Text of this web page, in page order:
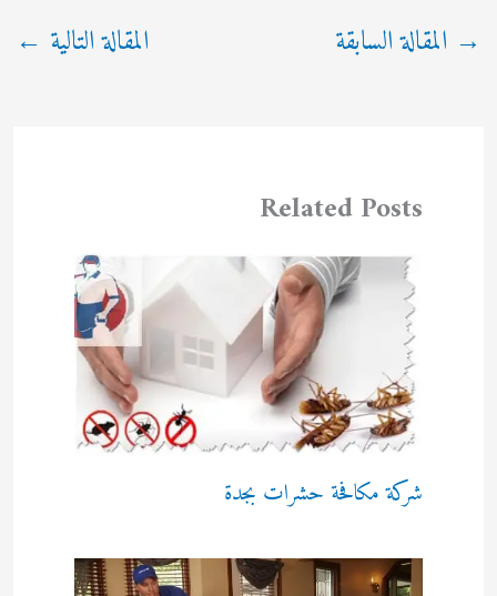
→ المقالة السابقة المقالة التالية ←
Related Posts
شركة مكافحة حشرات بجدة